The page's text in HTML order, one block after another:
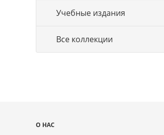
Учебные издания
Все коллекции
Карта
О НАС